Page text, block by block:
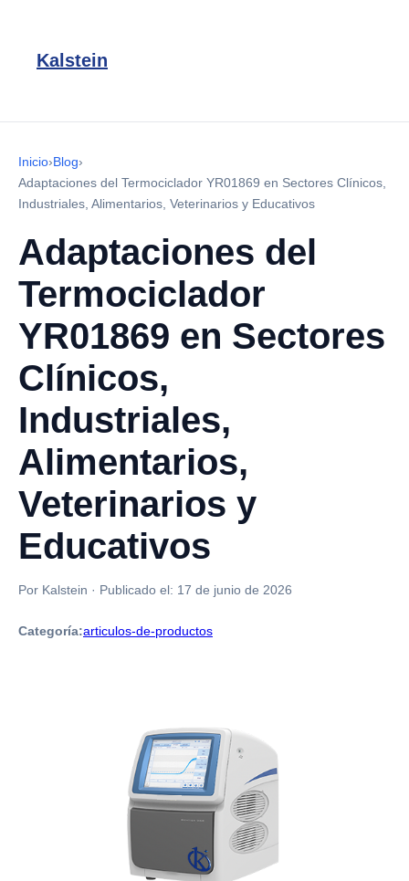
Kalstein
Inicio›Blog›
Adaptaciones del Termociclador YR01869 en Sectores Clínicos,
Industriales, Alimentarios, Veterinarios y Educativos
Adaptaciones del
Termociclador
YR01869 en Sectores
Clínicos,
Industriales,
Alimentarios,
Veterinarios y
Educativos
Por Kalstein · Publicado el: 17 de junio de 2026
Categoría:articulos-de-productos